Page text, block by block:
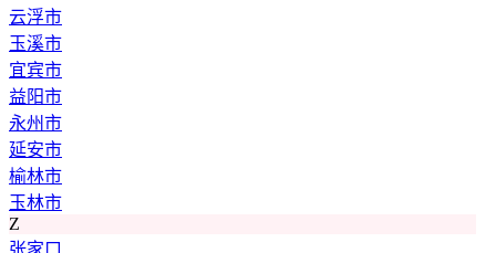
云浮市
玉溪市
宜宾市
益阳市
永州市
延安市
榆林市
玉林市
Z
张家口